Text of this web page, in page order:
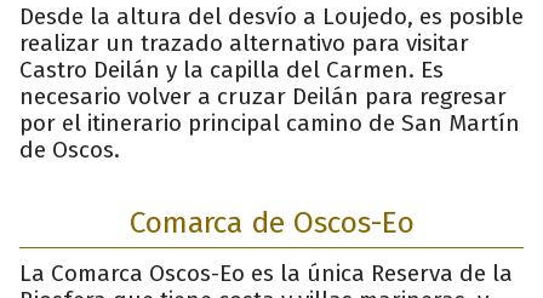
Desde la altura del desvío a Loujedo, es posible
realizar un trazado alternativo para visitar
Castro Deilán y la capilla del Carmen. Es
necesario volver a cruzar Deilán para regresar
por el itinerario principal camino de San Martín
de Oscos.
Comarca de Oscos-Eo
La Comarca Oscos-Eo es la única Reserva de la